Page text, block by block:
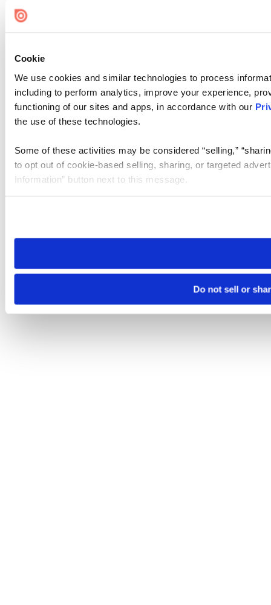
Cookie
We use cookies and similar technologies to process
including to perform analytics, improve your experience,
functioning of our sites and apps, in accordance with our
the use of these technologies.
Some of these activities may be considered “selling,”
to opt out of cookie-based selling, sharing, or targeted
Information” button next to this message.
need to be set again.
Do not sell or